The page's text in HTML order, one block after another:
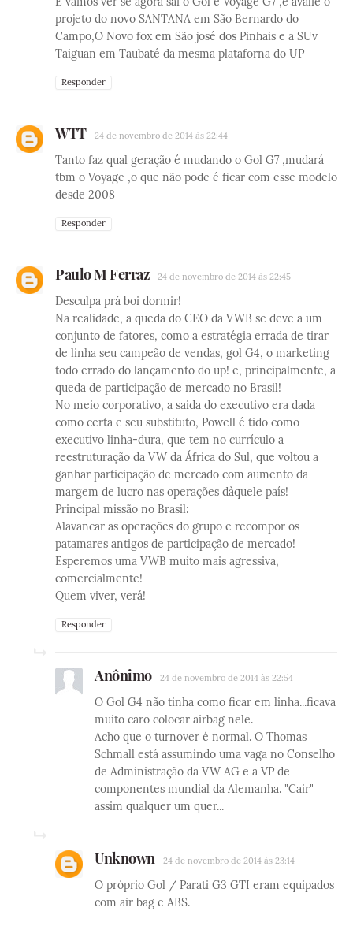
projeto do novo SANTANA em São Bernardo do
Campo,O Novo fox em São josé dos Pinhais e a SUv
Taiguan em Taubaté da mesma plataforna do UP
Responder
WTT 24 de novembro de 2014 às 22:44
Tanto faz qual geração é mudando o Gol G7 ,mudará
tbm o Voyage ,o que não pode é ficar com esse modelo
desde 2008
Responder
Paulo M Ferraz 24 de novembro de 2014 às 22:45
Desculpa prá boi dormir!
Na realidade, a queda do CEO da VWB se deve a um
conjunto de fatores, como a estratégia errada de tirar
de linha seu campeão de vendas, gol G4, o marketing
todo errado do lançamento do up! e, principalmente, a
queda de participação de mercado no Brasil!
No meio corporativo, a saída do executivo era dada
como certa e seu substituto, Powell é tido como
executivo linha-dura, que tem no currículo a
reestruturação da VW da África do Sul, que voltou a
ganhar participação de mercado com aumento da
margem de lucro nas operações dàquele país!
Principal missão no Brasil:
Alavancar as operações do grupo e recompor os
patamares antigos de participação de mercado!
Esperemos uma VWB muito mais agressiva,
comercialmente!
Quem viver, verá!
Responder
Anônimo 24 de novembro de 2014 às 22:54
O Gol G4 não tinha como ficar em linha...ficava
muito caro colocar airbag nele.
Acho que o turnover é normal. O Thomas
Schmall está assumindo uma vaga no Conselho
de Administração da VW AG e a VP de
componentes mundial da Alemanha. "Cair"
assim qualquer um quer...
Unknown 24 de novembro de 2014 às 23:14
O próprio Gol / Parati G3 GTI eram equipados
com air bag e ABS.